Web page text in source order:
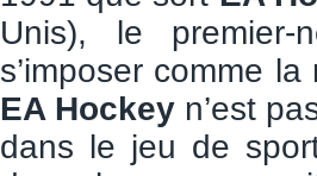
Unis), le
s’imposer comme
EA Hockey n’est
dans le jeu de